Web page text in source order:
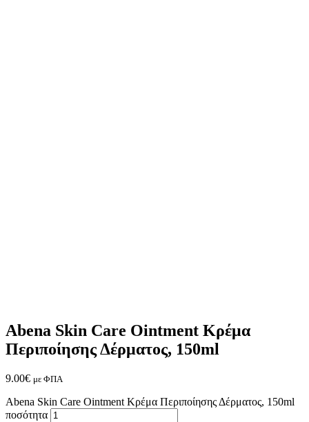
Abena Skin Care Ointment Κρέμα
Περιποίησης Δέρματος, 150ml
9.00€ με ΦΠΑ
Abena Skin Care Ointment Κρέμα Περιποίησης Δέρματος, 150ml
ποσότητα